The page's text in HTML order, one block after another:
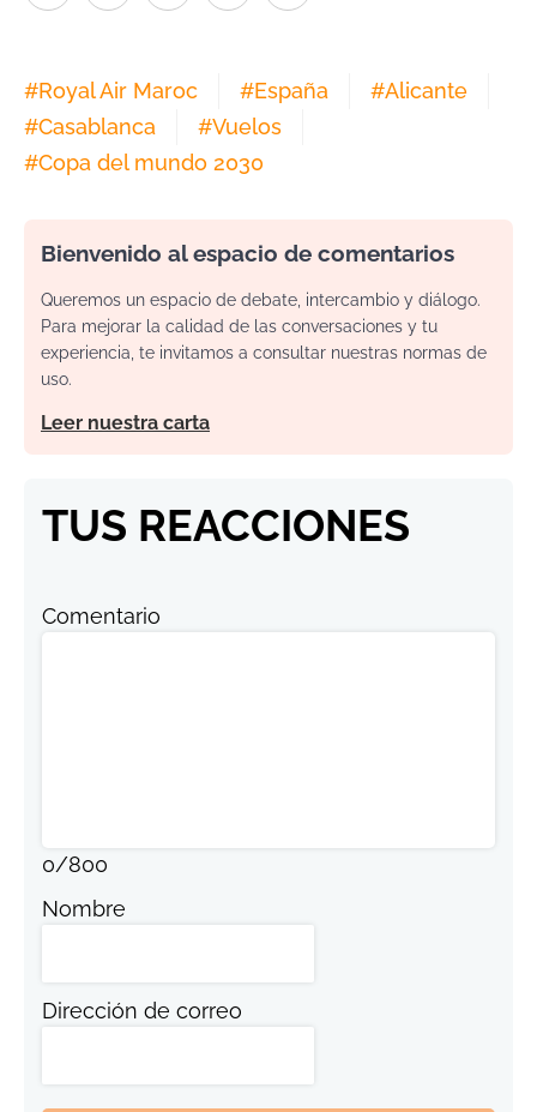
#Royal Air Maroc #España #Alicante
#Casablanca #Vuelos
#Copa del mundo 2030
Bienvenido al espacio de comentarios
Queremos un espacio de debate, intercambio y diálogo.
Para mejorar la calidad de las conversaciones y tu
experiencia, te invitamos a consultar nuestras normas de
uso.
Leer nuestra carta
TUS REACCIONES
Comentario
0/800
Nombre
Dirección de correo